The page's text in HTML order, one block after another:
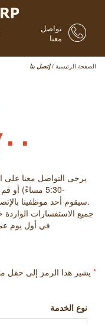
تواصل
معنا
الصفحة الرئيسية / إتصل بنا
-5:30 مساءً) أو قم بتعبأة معلوماتك في الإستمارة أدناه
.سيقوم أحد موظفينا
جميع الاستفسارات
في أول يوم
* يشير هذا الرمز إلى حقل
نوع الخدمة